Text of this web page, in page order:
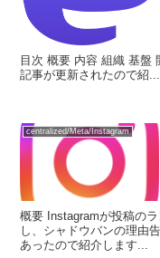
目次 概要 内容 組織 基盤
記事が更新されたので紹...
centralized/Meta/Instagram
概要 Instagramが投稿の
し、シャドウバンの理由
あったので紹介します...